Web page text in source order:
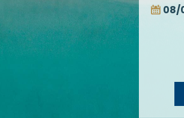
08/